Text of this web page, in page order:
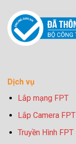
Dịch vụ
Lắp mạng FPT
Lắp Camera FPT
Truyền Hình FPT